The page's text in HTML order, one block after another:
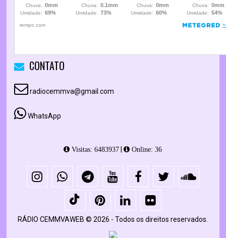
CONTATO
radiocemmva@gmail.com
WhatsApp
Visitas: 6483937 | Online: 36
RÁDIO CEMMVAWEB © 2026 - Todos os direitos reservados.